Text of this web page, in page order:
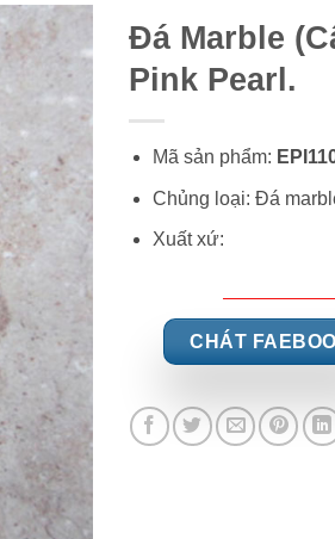
Đá Marble
Pink Pearl.
Mã sản phẩm:
Chủng loại: Đá
Xuất xứ:
CHÁT